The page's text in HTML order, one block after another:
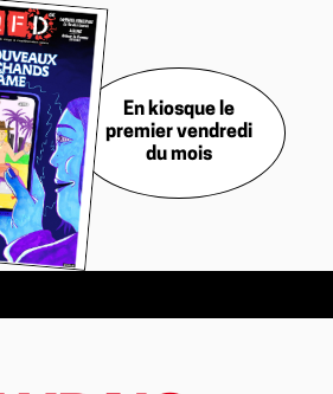
En kiosque le
premier vendredi
du mois